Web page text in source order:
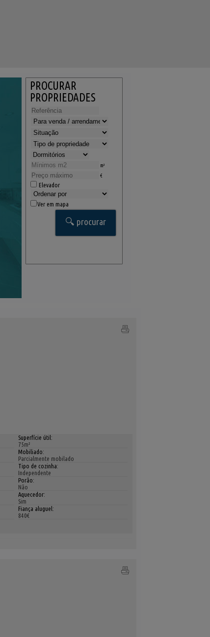
PROCURAR
PROPRIEDADES
m²
€
Elevador
Ver em mapa
Superfície útil:
75m²
Mobiliado:
Parcialmente mobilado
Tipo de cozinha:
Independente
Porão:
Não
Aquecedor:
Sim
Fiança aluguel:
840€